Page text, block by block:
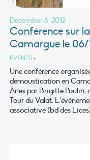
December 6, 2012
Conférence sur
Camargue le 06/
EVENTS •
Une conférence
démoustication en
Arles par Brigitte Poulin,
Tour du Valat.
associative (bd des